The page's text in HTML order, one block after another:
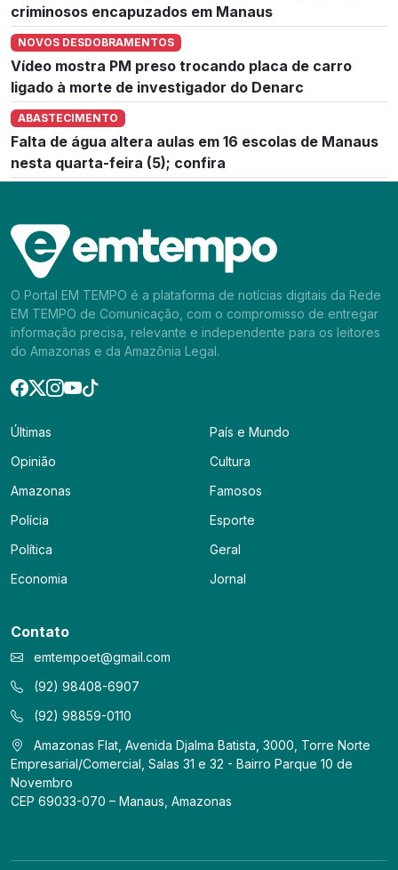
criminosos encapuzados em Manaus
NOVOS DESDOBRAMENTOS
Vídeo mostra PM preso trocando placa de carro
ligado à morte de investigador do Denarc
ABASTECIMENTO
Falta de água altera aulas em 16 escolas de Manaus
nesta quarta-feira (5); confira
O Portal EM TEMPO é a plataforma de notícias digitais da Rede
EM TEMPO de Comunicação, com o compromisso de entregar
informação precisa, relevante e independente para os leitores
do Amazonas e da Amazônia Legal.
Últimas
Opinião
Amazonas
Polícia
Política
Economia
País e Mundo
Cultura
Famosos
Esporte
Geral
Jornal
Contato
emtempoet@gmail.com
(92) 98408-6907
(92) 98859-0110
Amazonas Flat, Avenida Djalma Batista, 3000, Torre Norte
Empresarial/Comercial, Salas 31 e 32 - Bairro Parque 10 de
Novembro
CEP 69033-070 – Manaus, Amazonas